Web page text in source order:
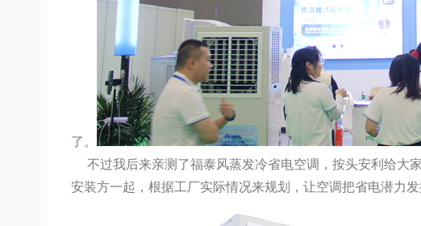
了。
不过我后来亲测了福泰风蒸发冷省电空调，按头安利给大
安装方一起，根据工厂实际情况来规划，让空调把省电潜力发